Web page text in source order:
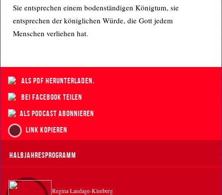
Sie entsprechen einem bodenständigen Königtum, sie
entsprechen der königlichen Würde, die Gott jedem
Menschen verliehen hat.
als PDF herunterladen.
bei Facebook teilen
als Podcast abonnieren
Link kopieren
Halbjahresprogramm
Regina Laudage-Kleeberg